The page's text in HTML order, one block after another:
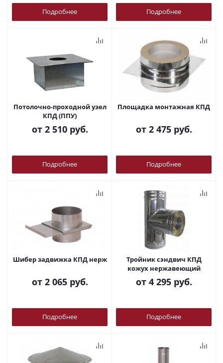
Подробнее Подробнее
Потолочно-проходной узел
КПД (ППУ)
от 2 510 руб.
Подробнее
Площадка монтажная КПД
от 2 475 руб.
Подробнее
Шибер задвижка КПД нерж
от 2 065 руб.
Подробнее
Тройник сэндвич КПД
кожух нержавеющий
от 4 295 руб.
Подробнее